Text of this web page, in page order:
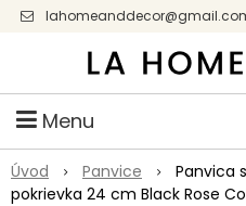
Menu
Úvod Panvice
Panvica
pokrievka 24 cm Black Rose